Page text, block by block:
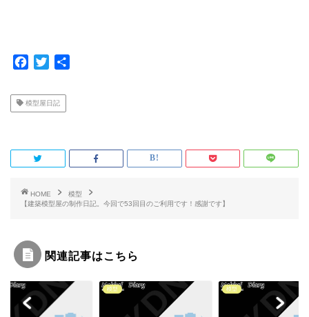
c
e
o
k
i
t
r
模型屋日記
HOME
模型
【建築模型屋の制作日記。今回で53回目のご利用です！感謝です】
関連記事はこちら
模型 模型